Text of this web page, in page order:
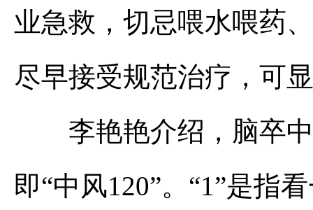
业急救，切忌喂水喂药
尽早接受规范治疗，可
李艳艳介绍，脑卒中
即“中风120”。“1”是指